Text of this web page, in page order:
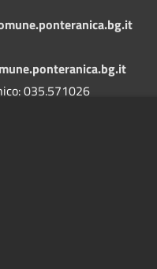
035.571026